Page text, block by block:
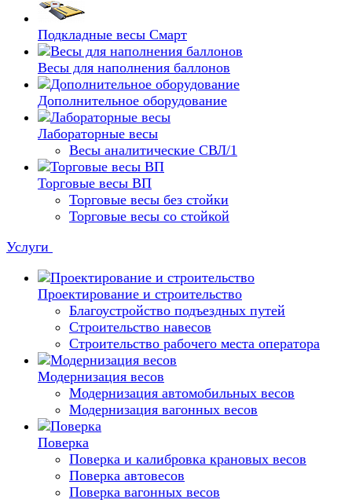
Подкладные весы Смарт
Весы для наполнения баллонов
Дополнительное оборудование
Лабораторные весы
Весы аналитические СВЛ/1
Торговые весы ВП
Торговые весы без стойки
Торговые весы со стойкой
Услуги
Проектирование и строительство
Благоустройство подъездных путей
Строительство навесов
Строительство рабочего места оператора
Модернизация весов
Модернизация автомобильных весов
Модернизация вагонных весов
Поверка
Поверка и калибровка крановых весов
Поверка автовесов
Поверка вагонных весов